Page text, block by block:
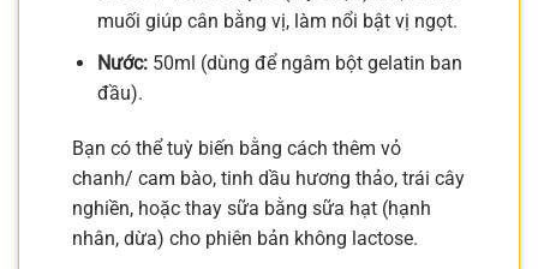
muối giúp cân bằng vị, làm nổi bật vị ngọt.
Nước:50ml (dùng để ngâm bột gelatin ban
đầu).
Bạn có thể tuỳ biến bằng cách thêm vỏ
chanh/ cam bào, tinh dầu hương thảo, trái cây
nghiền, hoặc thay sữa bằng sữa hạt (hạnh
nhân, dừa) cho phiên bản không lactose.